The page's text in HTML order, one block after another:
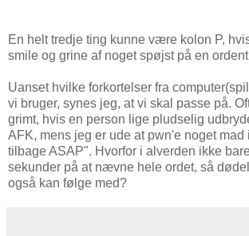
En helt tredje ting kunne være kolon P,
smile og grine af noget spøjst på en
Uanset hvilke forkortelser fra
vi bruger, synes jeg, at vi skal passe på.
grimt, hvis en person lige pludselig
AFK, mens jeg er ude at pwn'e noget mad
tilbage ASAP". Hvorfor i alverden ikke
sekunder på at nævne hele ordet, så
også kan følge med?